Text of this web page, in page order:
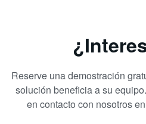
Reserve una demostración
solución beneficia a su
en contacto con nosotros